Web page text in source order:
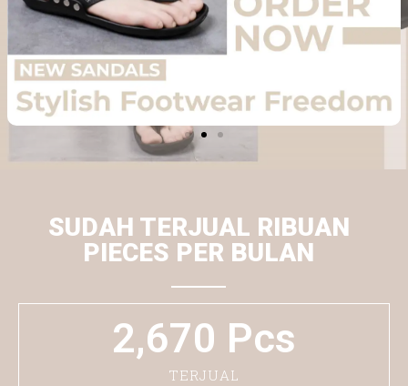
SUDAH TERJUAL RIBUAN
PIECES PER BULAN
2,670 Pcs
TERJUAL